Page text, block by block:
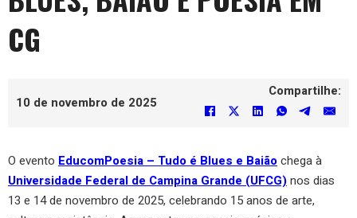
CG
10 de novembro de 2025
Compartilhe:
O evento EducomPoesia – Tudo é Blues e Baião chega à
Universidade Federal de Campina Grande (UFCG)nos dias
13 e 14 de novembro de 2025, celebrando 15 anos de arte,